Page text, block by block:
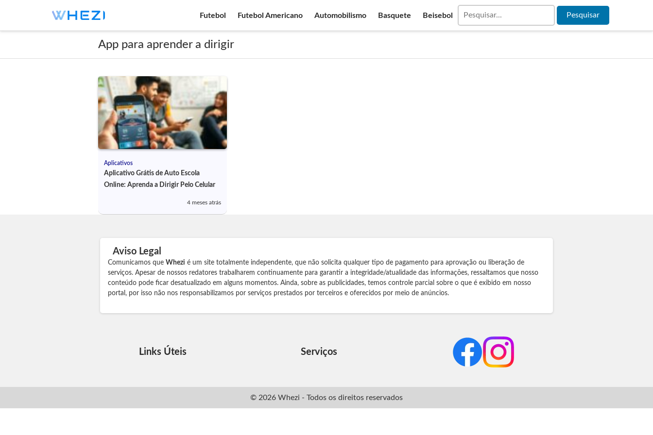
Futebol Futebol Americano Automobilismo Basquete Beisebol
App para aprender a dirigir
Aplicativos
Aplicativo Grátis de Auto Escola
Online: Aprenda a Dirigir Pelo Celular
4 meses atrás
Aviso Legal
Comunicamos que Whezi é um site totalmente independente, que não solicita qualquer tipo de pagamento para aprovação ou liberação de
serviços. Apesar de nossos redatores trabalharem continuamente para garantir a integridade/atualidade das informações, ressaltamos que nosso
conteúdo pode ficar desatualizado em alguns momentos. Ainda, sobre as publicidades, temos controle parcial sobre o que é exibido em nosso
portal, por isso não nos responsabilizamos por serviços prestados por terceiros e oferecidos por meio de anúncios.
Links Úteis Serviços
© 2026 Whezi - Todos os direitos reservados